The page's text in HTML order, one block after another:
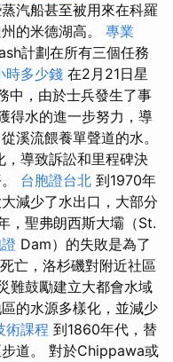
汽船甚至被用來在科羅
的米德湖高。 專業
計劃在所有三個任務
時多少錢 在2月21日星
中，由於士兵發生了事
得水的進一步努力，導
溪流餵養單聲道的水。
，導致訴訟和里程碑決
台胞證台北 到1970年
減少了水出口，大部分
，聖弗朗西斯大壩（St.
Dam）的失敗是為了
亡，洛杉磯對附近社區
難鼓勵建立大都會水域
的水源多樣化，並減少
術課程 到1860年代，替
道。 對於Chippawa或